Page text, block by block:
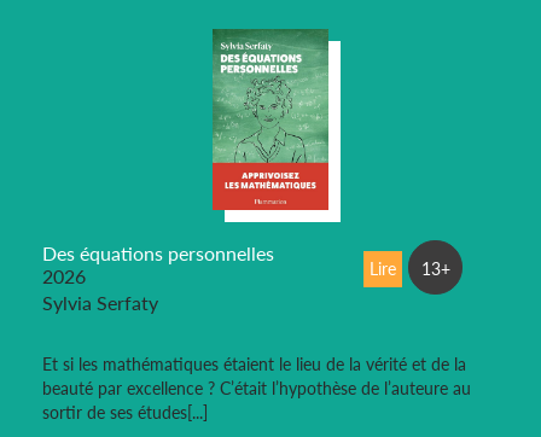
Des équations personnelles
2026
Sylvia Serfaty
Et si les mathématiques étaient le lieu de la vérité et de la
beauté par excellence ? C’était l’hypothèse de l’auteure au
sortir de ses études[...]
Lire 13+